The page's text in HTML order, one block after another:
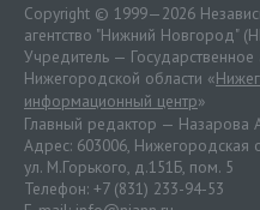
Copyright © 1999—2026
агентство "Нижний Новгород"
Учредитель —
Нижегородской области «
информационный центр»
Главный редактор — Назарова
Адрес: 603006, Нижегородская
ул. М.Горького, д.151Б, пом. 5
Телефон: +7 (831) 233-94-53